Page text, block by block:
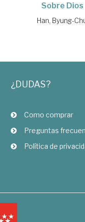
Sobre Dios
Han, Byung-
¿DUDAS?
Como comprar
Preguntas
Política de